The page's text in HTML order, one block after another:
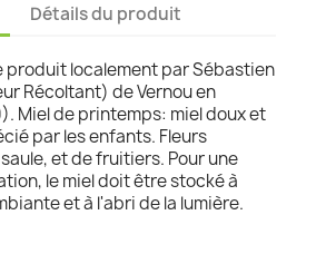
Détails du produit
produit localement par Sébastien
Récoltant) de Vernou en
Miel de printemps: miel doux et
par les enfants. Fleurs
et de fruitiers. Pour une
le miel doit être stocké à
et à l'abri de la lumière.